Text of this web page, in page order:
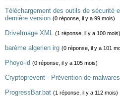
Téléchargement des outils de sécurité
dernière version (0 réponse, il y a 99 mois)
DriveImage XML (1 réponse, il y a 100 mois)
barème algerien irg (0 réponse, il y a 101
Phoyo-id (0 réponse, il y a 105 mois)
Cryptoprevent - Prévention de malwares
ProgressBar.bat (1 réponse, il y a 112 mois)